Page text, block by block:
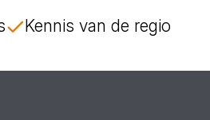
Kennis van de regio